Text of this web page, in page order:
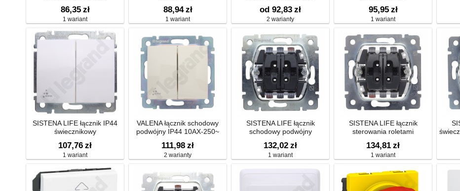
86,35 zł
1 wariant
88,94 zł
1 wariant
od 92,83 zł
2 warianty
95,95 zł
1 wariant
SISTENA LIFE łącznik IP44
świecznikowy
107,76 zł
1 wariant
VALENA łącznik schodowy
podwójny IP44 10AX-250~
111,98 zł
2 warianty
SISTENA LIFE łącznik
schodowy podwójny
132,02 zł
1 wariant
SISTENA LIFE łącznik
sterowania roletami
134,81 zł
1 wariant